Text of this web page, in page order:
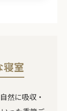
室
然に吸収・